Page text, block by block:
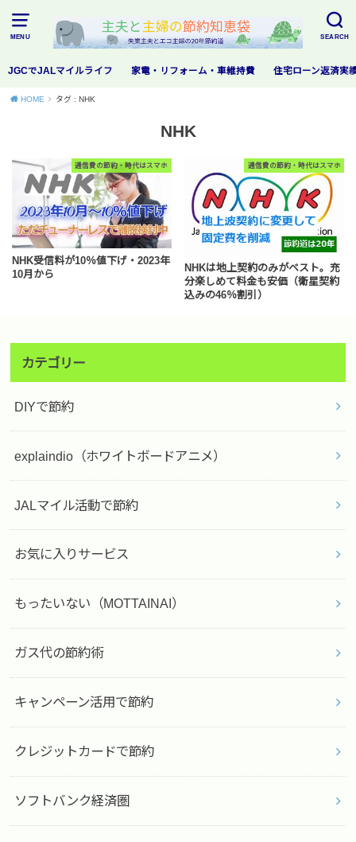
MENU SEARCH
JGCでJALマイルライフ 家電・リフォーム・車維持費 住宅ローン返済実
HOME タグ : NHK
NHK
通信費の節約・時代はスマホ
NHK受信料が10％値下げ・2023年
10月から
通信費の節約・時代はスマホ
NHKは地上契約のみがベスト。充
分楽しめて料金も安価（衛星契約
込みの46％割引）
カテゴリー
DIYで節約
explaindio（ホワイトボードアニメ）
JALマイル活動で節約
お気に入りサービス
もったいない（MOTTAINAI）
ガス代の節約術
キャンペーン活用で節約
クレジットカードで節約
ソフトバンク経済圏